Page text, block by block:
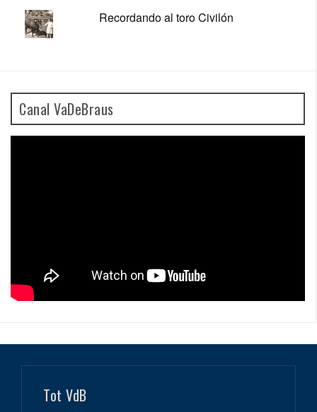
Recordando al toro Civilón
Canal VaDeBraus
Tot VdB